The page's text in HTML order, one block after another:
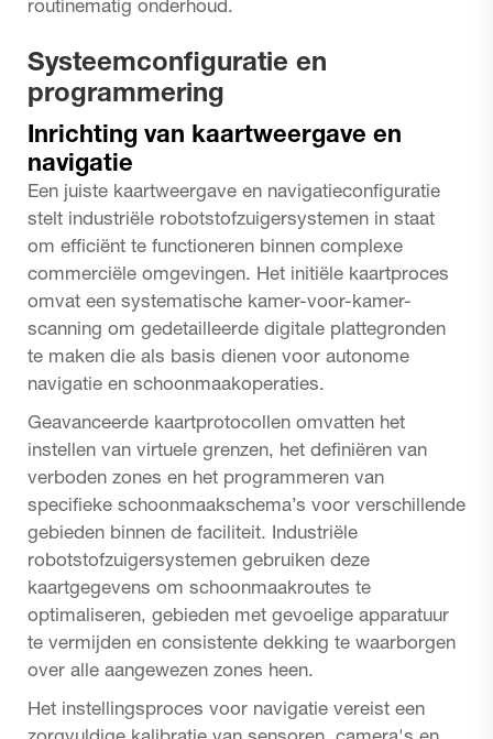
routinematig onderhoud.
Systeemconfiguratie en
programmering
Inrichting van kaartweergave en
navigatie
Een juiste kaartweergave en navigatieconfiguratie
stelt industriële robotstofzuigersystemen in staat
om efficiënt te functioneren binnen complexe
commerciële omgevingen. Het initiële kaartproces
omvat een systematische kamer-voor-kamer-
scanning om gedetailleerde digitale plattegronden
te maken die als basis dienen voor autonome
navigatie en schoonmaakoperaties.
Geavanceerde kaartprotocollen omvatten het
instellen van virtuele grenzen, het definiëren van
verboden zones en het programmeren van
specifieke schoonmaakschema’s voor verschillende
gebieden binnen de faciliteit. Industriële
robotstofzuigersystemen gebruiken deze
kaartgegevens om schoonmaakroutes te
optimaliseren, gebieden met gevoelige apparatuur
te vermijden en consistente dekking te waarborgen
over alle aangewezen zones heen.
Het instellingsproces voor navigatie vereist een